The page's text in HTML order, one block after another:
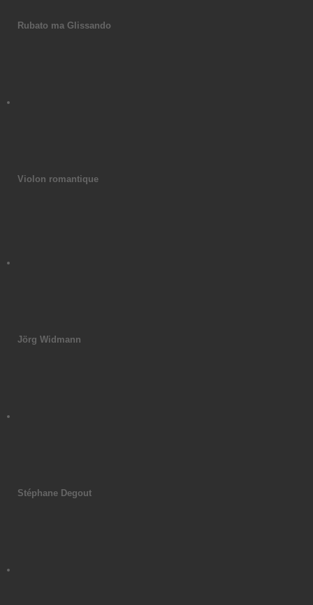
Rubato ma Glissando
Violon romantique
Jörg Widmann
Stéphane Degout